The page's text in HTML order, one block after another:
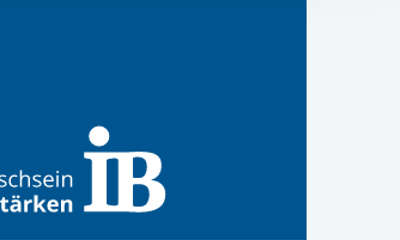
BundBund
Bund
Bund